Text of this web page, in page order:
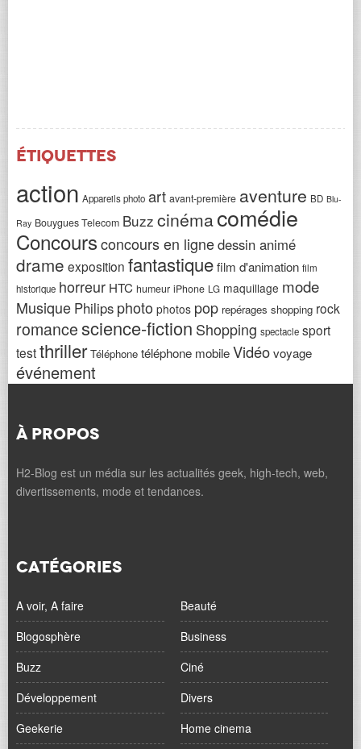
Étiquettes
action Appareils photo art avant-première aventure BD Blu-
Ray Bouygues Telecom Buzz cinémacomédie
Concoursconcours en lignedessin animé
drame exposition fantastiquefilm d'animation film
historique horreur HTC humeur iPhone LG maquillage mode
Musique Philips photo photos pop repérages shopping rock
romancescience-fiction Shopping spectacle sport
testthriller Téléphone téléphone mobileVidéovoyage
événement
À PROPOS
H2-Blog est un média sur les actualités geek, high-tech, web,
divertissements, mode et tendances.
CATÉGORIES
A voir, A faire
Beauté
Blogosphère
Business
Buzz
Ciné
Développement
Divers
Geekerie
Home cinema